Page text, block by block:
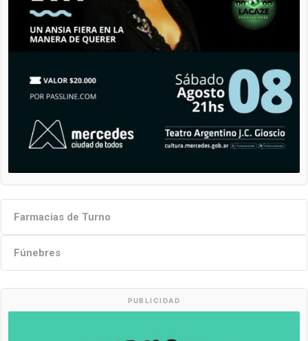
Farmacias de Turno
Fúnebres
PUBLICIDAD